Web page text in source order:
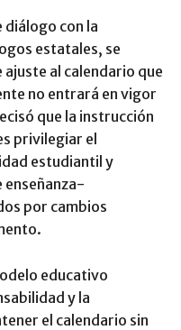
diálogo con la
estatales, se
al calendario que
no entrará en vigor
que la instrucción
privilegiar el
estudiantil y
enseñanza-
por cambios
educativo
y la
el calendario sin